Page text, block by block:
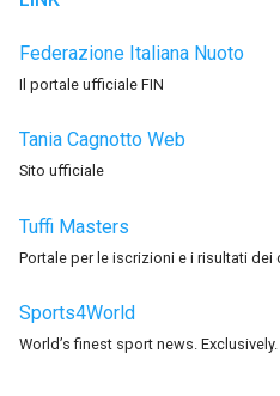
Federazione Italiana Nuoto
Il portale ufficiale FIN
Tania Cagnotto Web
Sito ufficiale
Tuffi Masters
Portale per le iscrizioni e i risultati
Sports4World
World’s finest sport news. Exclusively.